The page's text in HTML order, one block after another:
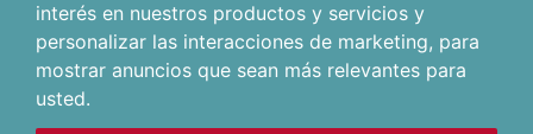
interés en nuestros productos y servicios y
personalizar las interacciones de marketing, para
mostrar anuncios que sean más relevantes para
usted.